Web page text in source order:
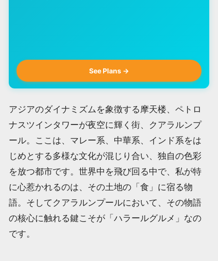
See Plans →
アジアのダイナミズムを象徴する摩天楼、ペトロ
ナスツインタワーが夜空に輝く街、クアラルンプ
ール。ここは、マレー系、中華系、インド系をは
じめとする多様な文化が混じり合い、独自の色彩
を放つ都市です。世界中を飛び回る中で、私が特
に心惹かれるのは、その土地の「食」に宿る物
語。そしてクアラルンプールにおいて、その物語
の核心に触れる鍵こそが「ハラールグルメ」なの
です。